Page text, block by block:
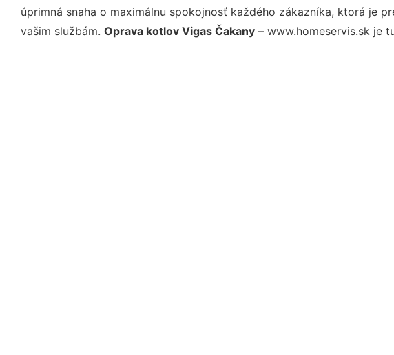
úprimná snaha o maximálnu spokojnosť každého zákazníka, ktorá je
vašim službám. Oprava kotlov Vigas Čakany – www.homeservis.sk je